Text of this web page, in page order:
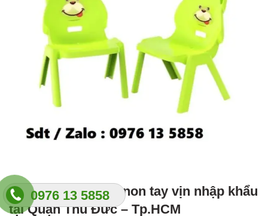
0976 13 5858
8. Ghế nhựa mầm non tay vịn nhập khẩu
tại Quận Thủ Đức – Tp.HCM